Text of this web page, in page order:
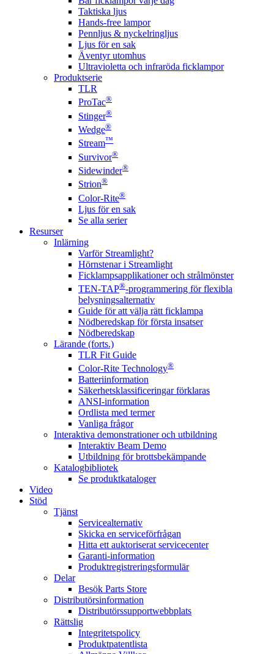
Taktiska ljus
Hands-free lampor
Pennljus & nyckelringljus
Ljus för en sak
Äventyr utomhus
Ultravioletta och infraröda ficklampor
Produktserie
TLR
ProTac®
Stinger®
Wedge®
Stream™
Survivor®
Sidewinder®
Strion®
Color-Rite®
Ljus för en sak
Se alla serier
Resurser
Inlärning
Varför Streamlight?
Hörnstenar i Streamlight
Ficklampsapplikationer och strålmönster
TEN-TAP®-programmering för flexibla
belysningsalternativ
Guide för att välja rätt ficklampa
Nödberedskap för första insatser
Nödberedskap
Lärande (forts.)
TLR Fit Guide
Color-Rite Technology®
Batteriinformation
Säkerhetsklassificeringar förklaras
ANSI-information
Ordlista med termer
Vanliga frågor
Interaktiva demonstrationer och utbildning
Interaktiv Beam Demo
Utbildning för brottsbekämpande
Katalogbibliotek
Se produktkataloger
Video
Stöd
Tjänst
Servicealternativ
Skicka en serviceförfrågan
Hitta ett auktoriserat servicecenter
Garanti-information
Produktregistreringsformulär
Delar
Besök Parts Store
Distributörsinformation
Distributörssupportwebbplats
Rättslig
Integritetspolicy
Produktpatentlista